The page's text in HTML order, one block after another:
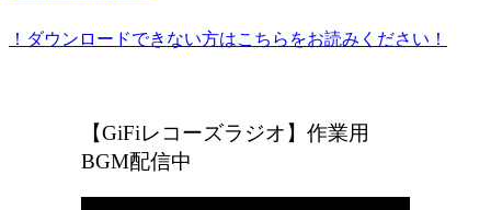
！ダウンロードできない方はこちらをお読みください！
【GiFiレコーズラジオ】作業用
BGM配信中